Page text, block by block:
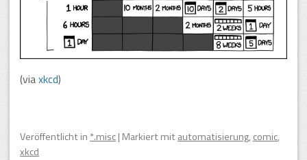
(viaxkcd)
Veröffentlichtin *.misc| Markiert mitautomatisierung,comic,
xkcd